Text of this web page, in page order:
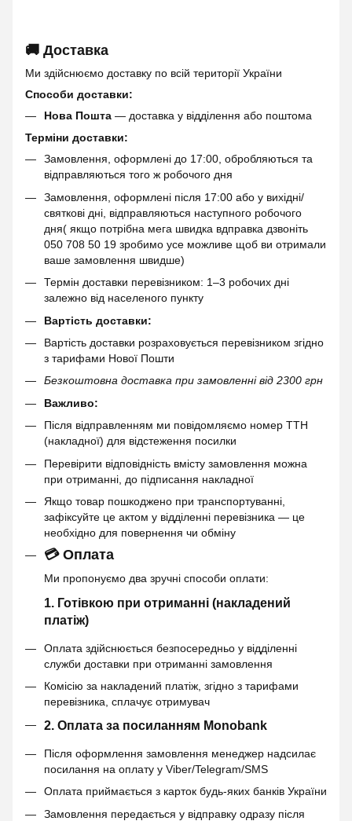
🚚 Доставка
Ми здійснюємо доставку по всій території України
Способи доставки:
Нова Пошта — доставка у відділення або поштома
Терміни доставки:
Замовлення, оформлені до 17:00, обробляються та
відправляються того ж робочого дня
Замовлення, оформлені після 17:00 або у вихідні/
святкові дні, відправляються наступного робочого
дня( якщо потрібна мега швидка вдправка дзвоніть
050 708 50 19 зробимо усе можливе щоб ви отримали
ваше замовлення швидше)
Термін доставки перевізником: 1–3 робочих дні
залежно від населеного пункту
Вартість доставки:
Вартість доставки розраховується перевізником згідно
з тарифами Нової Пошти
Безкоштовна доставка при замовленні від 2300 грн
Важливо:
Після відправленням ми повідомляємо номер ТТН
(накладної) для відстеження посилки
Перевірити відповідність вмісту замовлення можна
при отриманні, до підписання накладної
Якщо товар пошкоджено при транспортуванні,
зафіксуйте це актом у відділенні перевізника — це
необхідно для повернення чи обміну
💳 Оплата
Ми пропонуємо два зручні способи оплати:
1. Готівкою при отриманні (накладений
платіж)
Оплата здійснюється безпосередньо у відділенні
служби доставки при отриманні замовлення
Комісію за накладений платіж, згідно з тарифами
перевізника, сплачує отримувач
2. Оплата за посиланням Monobank
Після оформлення замовлення менеджер надсилає
посилання на оплату у Viber/Telegram/SMS
Оплата приймається з карток будь-яких банків України
Замовлення передається у відправку одразу після